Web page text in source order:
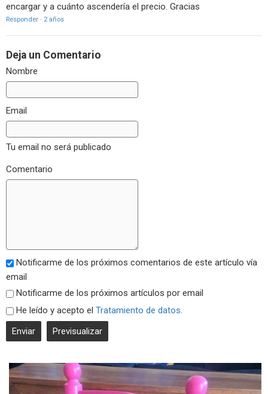
encargar y a cuánto ascendería el precio. Gracias
Responder · 2 años
Deja un Comentario
Nombre
Email
Tu email no será publicado
Comentario
Notificarme de los próximos comentarios de este artículo vía
email
Notificarme de los próximos artículos por email
He leído y acepto el Tratamiento de datos.